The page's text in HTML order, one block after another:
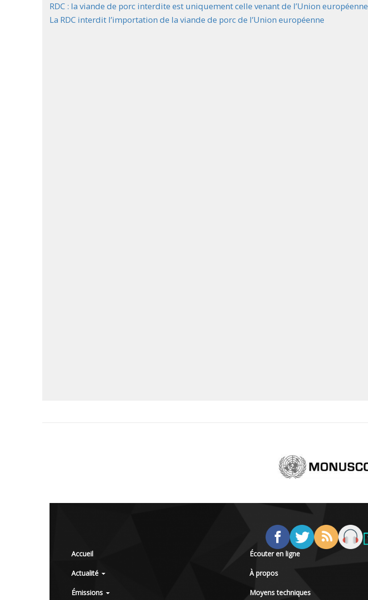
RDC : la viande de porc interdite est uniquement celle venant de l’Union européenne
La RDC interdit l’importation de la viande de porc de l’Union européenne
Accueil
Actualité
Émissions
Écouter en ligne
À propos
Moyens techniques